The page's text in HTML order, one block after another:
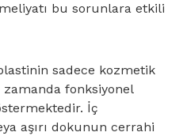
bu sorunlara etkili
sadece kozmetik
zamanda fonksiyonel
İç
aşırı dokunun cerrahi